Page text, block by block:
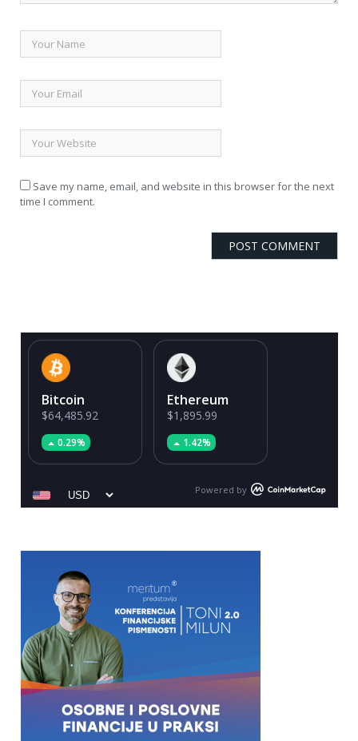
Save my name, email, and website in this browser for the next
time I comment.
Bitcoin
$64,485.92
0.29%
Ethereum
$1,895.99
1.42%
Powered by